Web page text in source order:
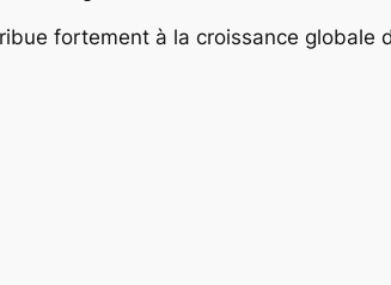
fortement à la croissance globale